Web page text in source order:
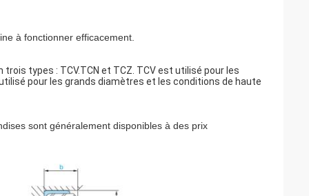
à fonctionner efficacement.
types : TCV.TCN et TCZ. TCV est utilisé pour les
pour les grands diamètres et les conditions de haute
sont généralement disponibles à des prix